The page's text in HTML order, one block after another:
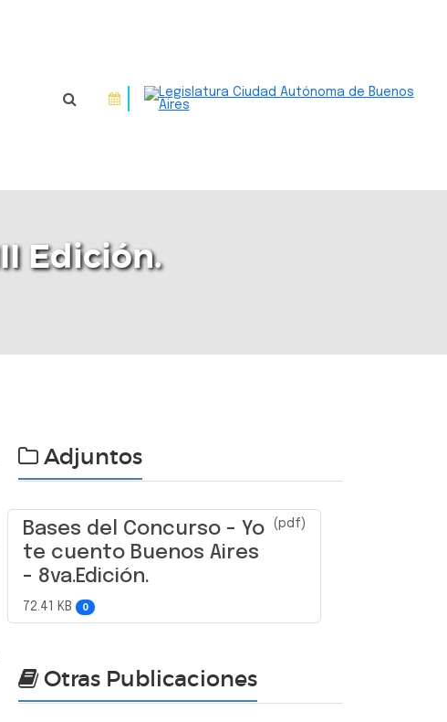
Edición.
Adjuntos
Bases del Concurso - Yo
te cuento Buenos Aires
- 8va.Edición.
(pdf)
72.41 KB 0
Otras Publicaciones